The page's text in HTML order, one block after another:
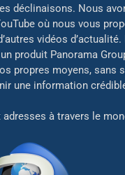
déclinaisons. Nous
où nous vous
vidéos d’actualité.
produit Panorama
propres moyens, sans
une information
à travers le